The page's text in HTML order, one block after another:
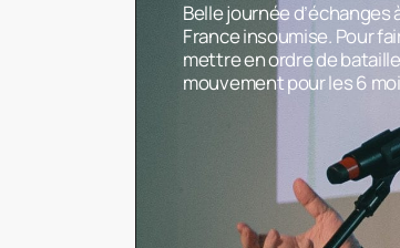
Belle journée d’échanges
France insoumise. Pour
mettre en ordre de
mouvement pour les 6